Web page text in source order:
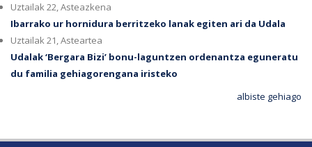
Uztailak 22, Asteazkena
Ibarrako ur hornidura berritzeko lanak egiten ari da Udala
Uztailak 21, Asteartea
Udalak ‘Bergara Bizi’ bonu-laguntzen ordenantza eguneratu
du familia gehiagorengana iristeko
albiste gehiago